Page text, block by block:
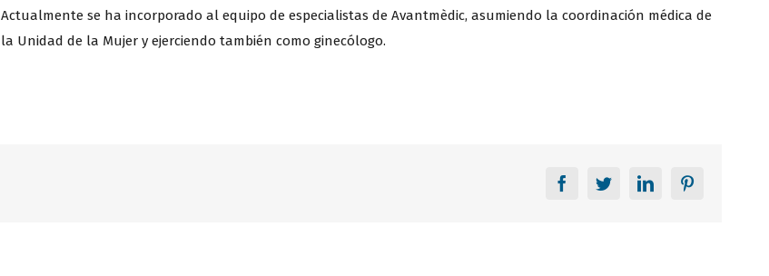
Actualmente se ha incorporado al equipo de especialistas de Avantmèdic, asumiendo la coordinación médica de
la Unidad de la Mujer y ejerciendo también como ginecólogo.
FacebookTwitterLinkedIn